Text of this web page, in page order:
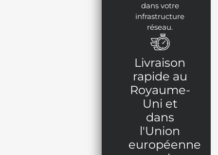
dans votre
infrastructure
réseau.
Livraison
rapide au
Royaume-
Uni et
dans
l'Union
européenne